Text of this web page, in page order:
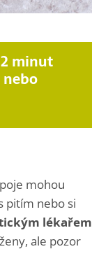
minut
mohou
pitím nebo si
lékařem
ale pozor